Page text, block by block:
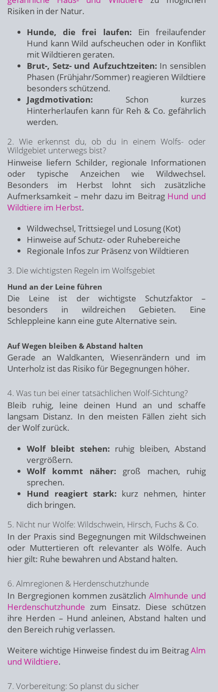
Risiken in der Natur.
Hunde, die frei laufen: Ein freilaufender
Hund kann Wild aufscheuchen oder in Konflikt
mit Wildtieren geraten.
Brut-, Setz- und Aufzuchtzeiten: In sensiblen
Phasen (Frühjahr/Sommer) reagieren Wildtiere
besonders schützend.
Jagdmotivation: Schon kurzes
Hinterherlaufen kann für Reh & Co. gefährlich
werden.
2. Wie erkennst du, ob du in einem Wolfs- oder
Wildgebiet unterwegs bist?
Hinweise liefern Schilder, regionale Informationen
oder typische Anzeichen wie Wildwechsel.
Besonders im Herbst lohnt sich zusätzliche
Aufmerksamkeit – mehr dazu im Beitrag Hund und
Wildtiere im Herbst.
Wildwechsel, Trittsiegel und Losung (Kot)
Hinweise auf Schutz- oder Ruhebereiche
Regionale Infos zur Präsenz von Wildtieren
3. Die wichtigsten Regeln im Wolfsgebiet
Hund an der Leine führen
Die Leine ist der wichtigste Schutzfaktor –
besonders in wildreichen Gebieten. Eine
Schleppleine kann eine gute Alternative sein.
Auf Wegen bleiben & Abstand halten
Gerade an Waldkanten, Wiesenrändern und im
Unterholz ist das Risiko für Begegnungen höher.
4. Was tun bei einer tatsächlichen Wolf-Sichtung?
Bleib ruhig, leine deinen Hund an und schaffe
langsam Distanz. In den meisten Fällen zieht sich
der Wolf zurück.
Wolf bleibt stehen: ruhig bleiben, Abstand
vergrößern.
Wolf kommt näher: groß machen, ruhig
sprechen.
Hund reagiert stark: kurz nehmen, hinter
dich bringen.
5. Nicht nur Wölfe: Wildschwein, Hirsch, Fuchs & Co.
In der Praxis sind Begegnungen mit Wildschweinen
oder Muttertieren oft relevanter als Wölfe. Auch
hier gilt: Ruhe bewahren und Abstand halten.
6. Almregionen & Herdenschutzhunde
In Bergregionen kommen zusätzlichAlmhunde und
Herdenschutzhunde zum Einsatz. Diese schützen
ihre Herden – Hund anleinen, Abstand halten und
den Bereich ruhig verlassen.
Weitere wichtige Hinweise findest du im BeitragAlm
und Wildtiere.
7. Vorbereitung: So planst du sicher